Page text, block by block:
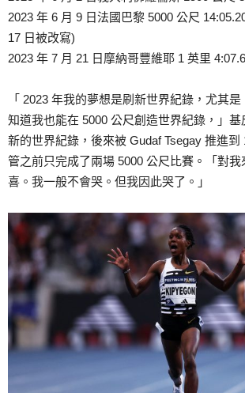
2023 年 6 月 9 日法國巴黎 5000 公尺
17 日被改寫)
2023 年 7 月 21 日摩納哥豐維耶 1 英里
「 2023 年我的夢想是刷新世界紀錄，尤其
知道我也能在 5000 公尺創造世界紀錄，」
新的世界紀錄，後來被 Gudaf Tsegay 推進到
管之前只完成了兩場 5000 公尺比賽。「對
喜。我一般不會哭。但我因此哭了。」